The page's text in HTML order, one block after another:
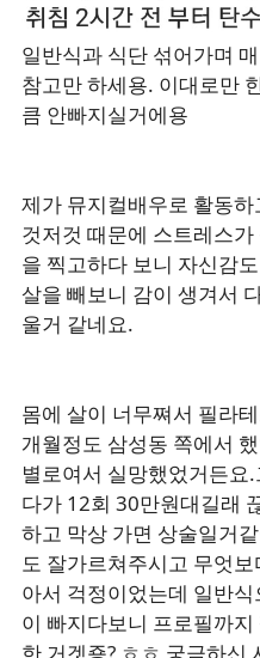
일반식과 식단 섞어가며
참고만 하세용. 이대로만
큼 안빠지실거에용
제가 뮤지컬배우로 활동
것저것 때문에 스트레스
을 찍고하다 보니 자신감
살을 빼보니 감이 생겨서
울거 같네요.
몸에 살이 너무쪄서 필라
개월정도 삼성동 쪽에서
별로여서 실망했었거든요
다가 12회 30만원대길래
하고 막상 가면 상술일거
도 잘가르쳐주시고 무엇
아서 걱정이었는데 일반
이 빠지다보니 프로필까